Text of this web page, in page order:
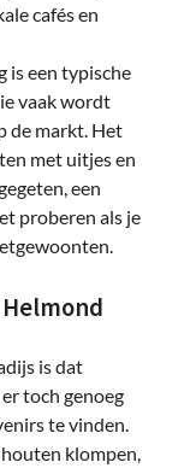
cafés en
is een typische
vaak wordt
de markt. Het
met uitjes en
een
proberen als je
is dat
toch genoeg
te vinden.
klompen,